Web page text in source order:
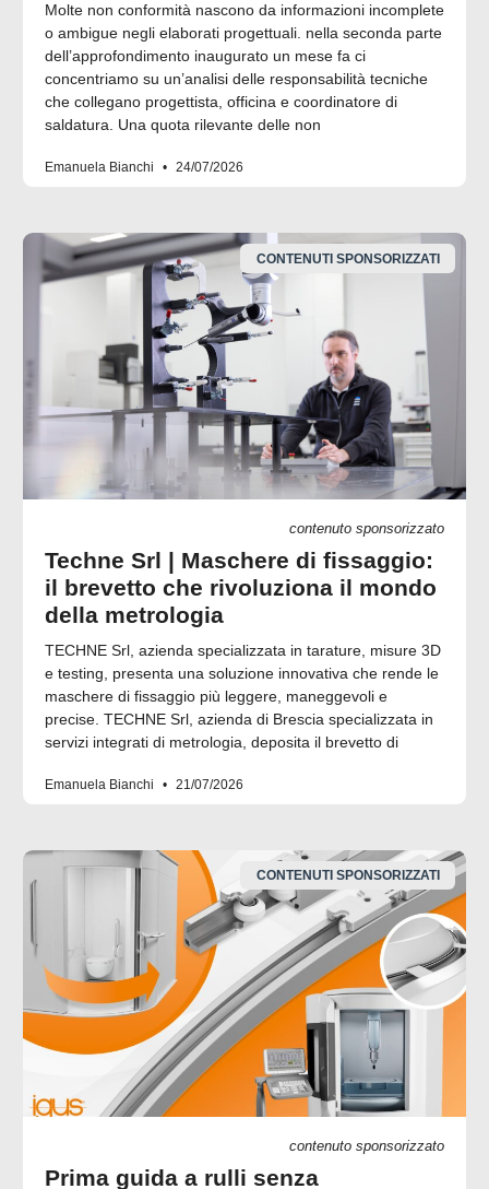
Molte non conformità nascono da informazioni incomplete
o ambigue negli elaborati progettuali. nella seconda parte
dell’approfondimento inaugurato un mese fa ci
concentriamo su un’analisi delle responsabilità tecniche
che collegano progettista, officina e coordinatore di
saldatura. Una quota rilevante delle non
Emanuela Bianchi 24/07/2026
CONTENUTI SPONSORIZZATI
contenuto sponsorizzato
Techne Srl | Maschere di fissaggio:
il brevetto che rivoluziona il mondo
della metrologia
TECHNE Srl, azienda specializzata in tarature, misure 3D
e testing, presenta una soluzione innovativa che rende le
maschere di fissaggio più leggere, maneggevoli e
precise. TECHNE Srl, azienda di Brescia specializzata in
servizi integrati di metrologia, deposita il brevetto di
Emanuela Bianchi 21/07/2026
CONTENUTI SPONSORIZZATI
contenuto sponsorizzato
Prima guida a rulli senza